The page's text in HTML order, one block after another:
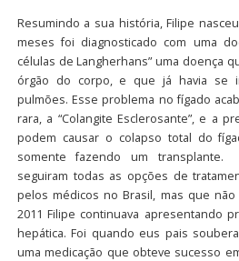
Resumindo a sua história, Filipe
meses foi diagnosticado com uma
células de Langherhans” uma doença
órgão do corpo, e que já havia se
pulmões. Esse problema no fígado
rara, a “Colangite Esclerosante”, e a
podem causar o colapso total do
somente fazendo um transplante.
seguiram todas as opções de
pelos médicos no Brasil, mas que
2011 Filipe continuava apresentando
hepática. Foi quando eus pais
uma medicação que obteve sucesso